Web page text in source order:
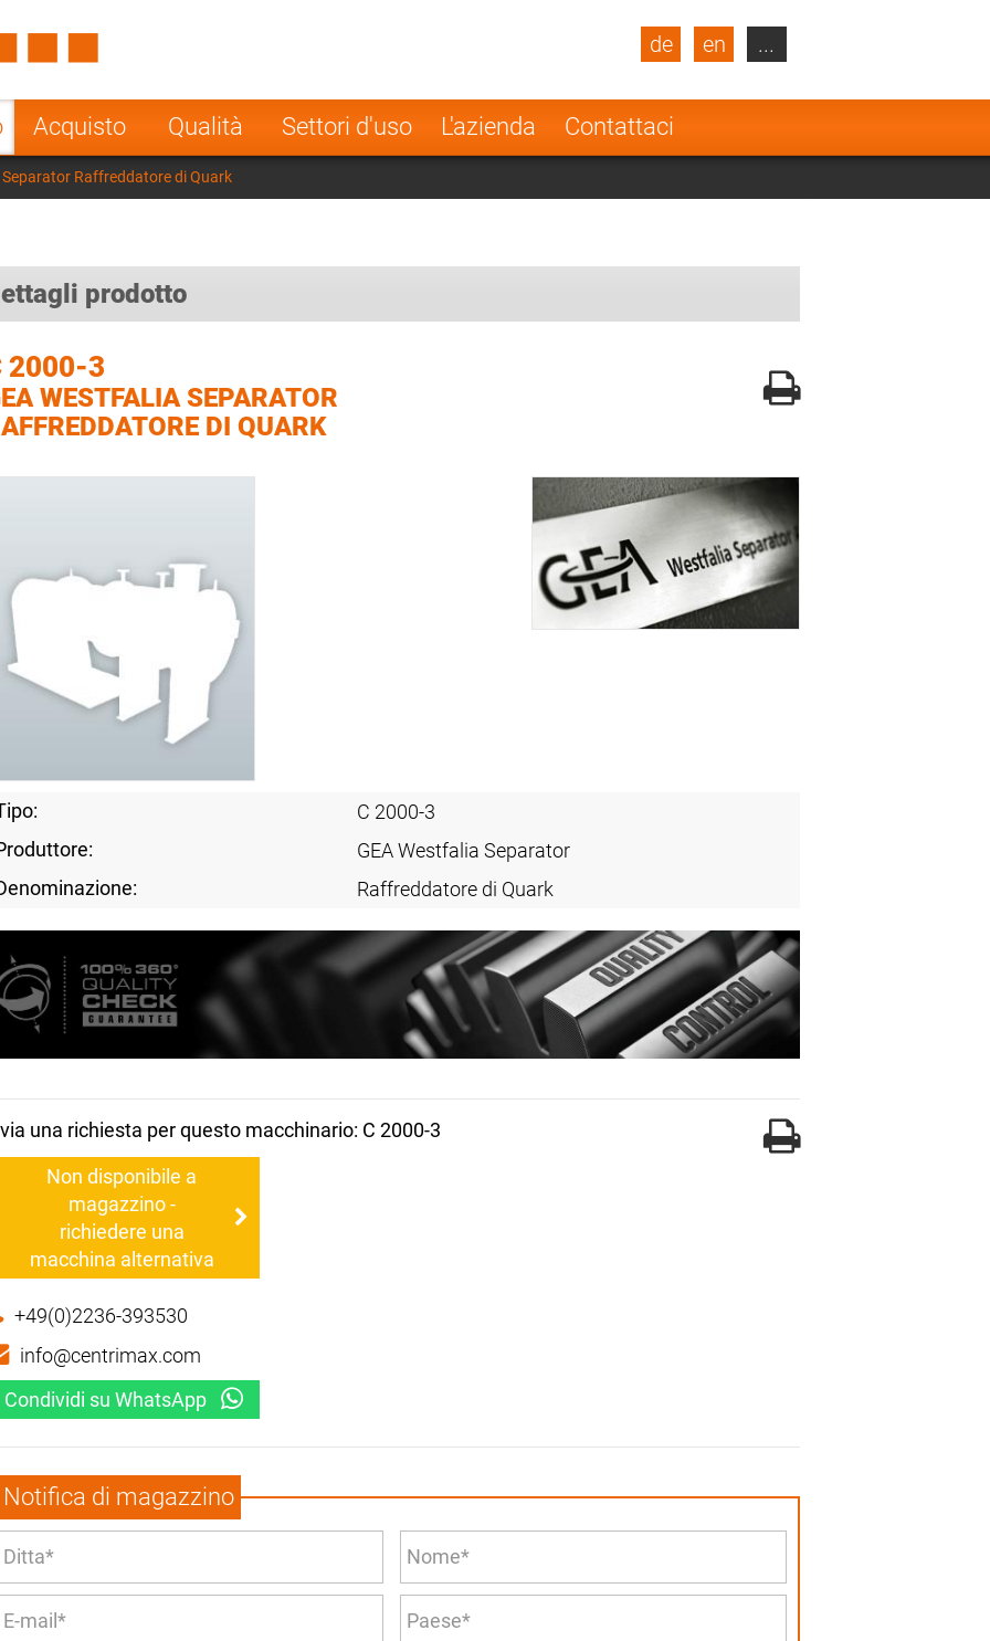
Acquisto Qualità Settori d'uso L'azienda Contattaci
de en
Turkey
Poland Norway
Netherlands
...
Raffreddatore di Quark
prodotto
2000-3
WESTFALIA SEPARATOR
DI QUARK
C 2000-3
GEA Westfalia Separator
Raffreddatore di Quark
una richiesta per questo macchinario: C 2000-3
Non disponibile a
magazzino -
richiedere una
macchina alternativa
+49(0)2236-393530
info@centrimax.com
Condividi su WhatsApp
Notifica di magazzino